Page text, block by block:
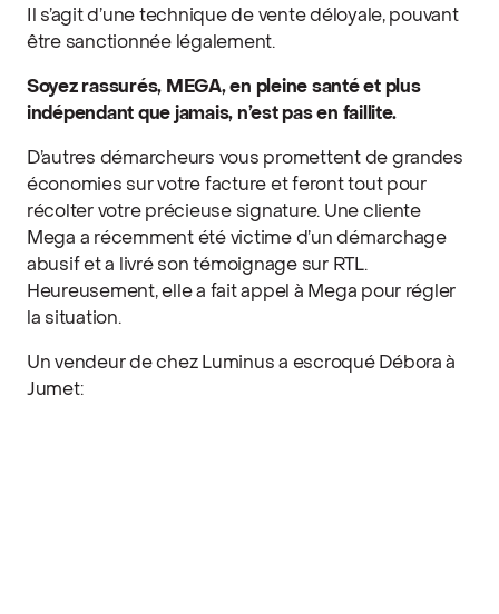
Il s’agit d’une technique de vente déloyale, pouvant
être sanctionnée légalement.
Soyez rassurés, MEGA, en pleine santé et plus
indépendant que jamais, n’est pas en faillite.
D’autres démarcheurs vous promettent de grandes
économies sur votre facture et feront tout pour
récolter votre précieuse signature. Une cliente
Mega a récemment été victime d’un démarchage
abusif et a livré son témoignage sur RTL.
Heureusement, elle a fait appel à Mega pour régler
la situation.
Un vendeur de chez Luminus a escroqué Débora à
Jumet: